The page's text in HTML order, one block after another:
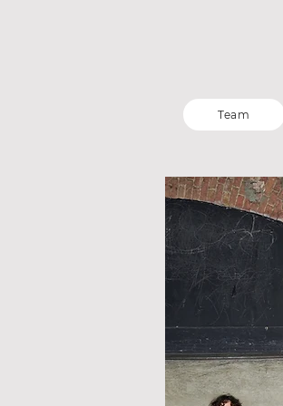
Team